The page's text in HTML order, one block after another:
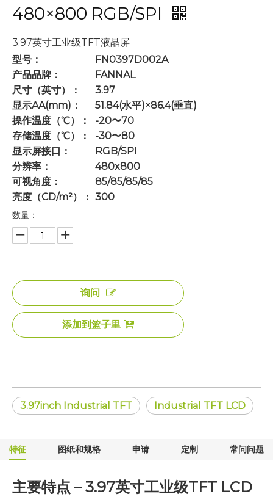
480×800 RGB/SPI
3.97英寸工业级TFT液晶屏
型号：
FN0397D002A
产品品牌：
FANNAL
尺寸（英寸）：
3.97
显示AA(mm)：
51.84(水平)×86.4(垂直)
操作温度（℃）：
-20〜70
存储温度（℃）：
-30〜80
显示屏接口：
RGB/SPI
分辨率：
480x800
可视角度：
85/85/85/85
亮度（CD/m²）： 300
数量：
询问
添加到篮子里
3.97inch Industrial TFT Industrial TFT LCD
特征 图纸和规格 申请 定制 常问问题
主要特点 – 3.97英寸工业级TFT LCD